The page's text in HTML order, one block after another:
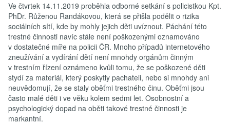
Ve čtvrtek 14.11.2019 proběhla odborné setkání s policistkou Kpt.
PhDr. Růženou Randákovou, která se přišla podělit o rizika
sociálních sítí, kde by mohly jejich děti uvíznout. Páchání této
trestné činnosti navíc stále není poškozenými oznamováno
v dostatečné míře na policii ČR. Mnoho případů internetového
zneužívání a vydírání dětí není mnohdy orgánům činným
v trestním řízení oznámeno kvůli tomu, že se poškozené děti
stydí za materiál, který poskytly pachateli, nebo si mnohdy ani
neuvědomují, že se staly oběťmi trestného činu. Oběťmi jsou
často malé děti i ve věku kolem sedmi let. Osobnostní a
psychologický dopad na oběti takové trestné činnosti je
markantní.